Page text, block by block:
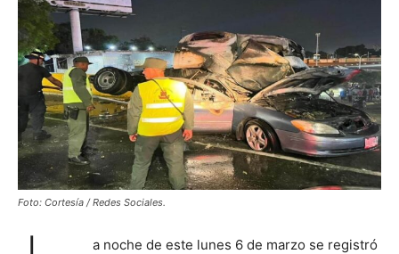
Foto: Cortesía / Redes Sociales.
a noche de este lunes 6 de marzo se registró